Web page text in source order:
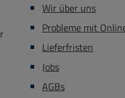
Wir über uns
Probleme mit
Lieferfristen
Jobs
AGBs